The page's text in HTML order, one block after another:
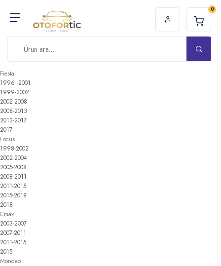
0
Fiesta
1996 -2001
1999-2002
2002-2008
2008-2013
2013-2017
2017-
Focus
1998-2002
2002-2004
2005-2008
2008-2011
2011-2015
2015-2018
2018-
Cmax
2003-2007
2007-2011
2011-2015
2015-
Mondeo